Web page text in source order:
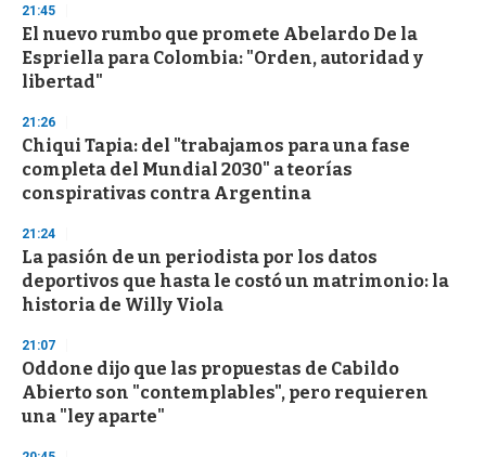
d
s
21:45
El nuevo rumbo que promete Abelardo De la
Espriella para Colombia: "Orden, autoridad y
libertad"
21:26
Chiqui Tapia: del "trabajamos para una fase
completa del Mundial 2030" a teorías
conspirativas contra Argentina
21:24
La pasión de un periodista por los datos
deportivos que hasta le costó un matrimonio: la
historia de Willy Viola
21:07
Oddone dijo que las propuestas de Cabildo
Abierto son "contemplables", pero requieren
una "ley aparte"